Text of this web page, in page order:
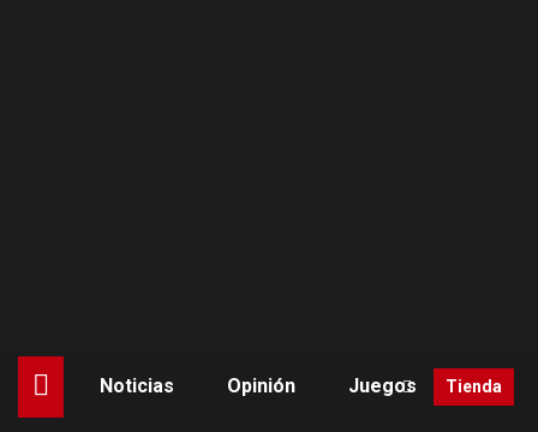
Noticias Opinión Juegos Tienda